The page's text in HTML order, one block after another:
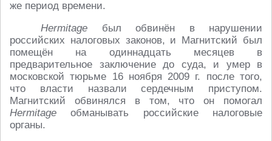
же период времени.
Hermitage был обвинён в нарушении
российских налоговых законов, и Магнитский был
помещён на одиннадцать месяцев в
предварительное заключение до суда, и умер в
московской тюрьме 16 ноября 2009 г. после того,
что власти назвали сердечным приступом.
Магнитский обвинялся в том, что он помогал
Hermitage обманывать российские налоговые
органы.